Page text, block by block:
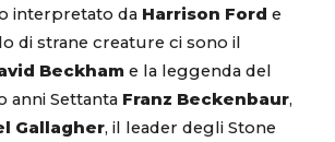
interpretato da Harrison Ford e
di strane creature ci sono il
Beckham e la leggenda del
anni Settanta Franz Beckenbaur,
Gallagher, il leader degli Stone